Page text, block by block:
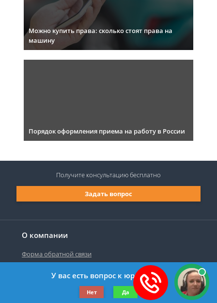
Можно купить права: сколько стоят права на
машину
Порядок оформления приема на работу в России
О компании
Форма обратной связи
©2019-2026 Все права защищены.
Задать вопрос
Получите консультациюбесплатно
У вас есть вопрос к юристу?
Нет Да